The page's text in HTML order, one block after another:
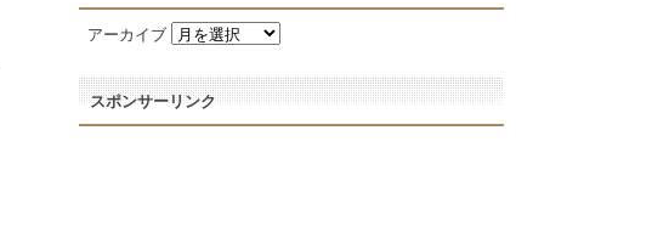
アーカイブ
スポンサーリンク